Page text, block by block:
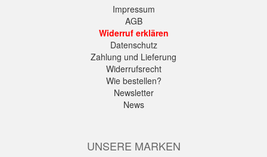
Impressum
AGB
Widerruf erklären
Datenschutz
Zahlung und Lieferung
Widerrufsrecht
Wie bestellen?
Newsletter
News
UNSERE MARKEN